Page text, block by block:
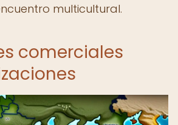
multicultural.
comerciales